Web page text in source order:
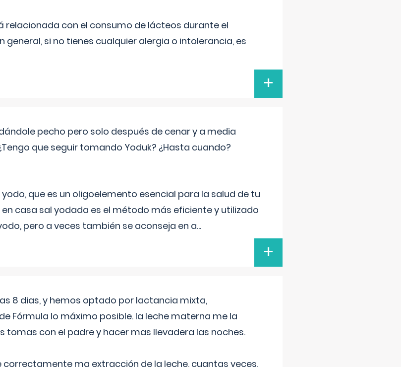
relacionada con el consumo de lácteos durante el
general, si no tienes cualquier alergia o intolerancia, es
+
pecho pero solo después de cenar y a media
que seguir tomando Yoduk? ¿Hasta cuando?
que es un oligoelemento esencial para la salud de tu
casa sal yodada es el método más eficiente y utilizado
pero a veces también se aconseja en a...
+
8 dias, y hemos optado por lactancia mixta,
Fórmula lo máximo posible. la leche materna me la
con el padre y hacer mas llevadera las noches.
ma extracción de la leche, cuantas veces,